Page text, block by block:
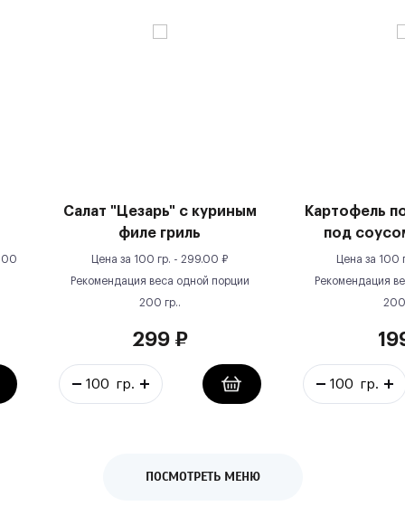
Салат "Цезарь" с куриным
филе гриль
Цена за 100 гр. - 299.00 ₽
Рекомендация веса одной порции
200 гр..
299₽
Картофель
под
Цена за 100
Рекомендация
200
ПОСМОТРЕТЬ МЕНЮ